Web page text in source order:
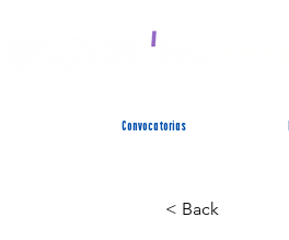
Convocatorias
< Back